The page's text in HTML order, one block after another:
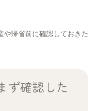
帰省前に確認しておきた
ず確認した